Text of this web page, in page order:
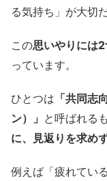
る気持ち」が大切
この思いやりには
っています。
ひとつは 「共同志
ン）」 と呼ばれる
に、見返りを求め
例えば「疲れてい